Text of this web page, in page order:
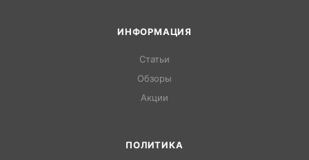
ИНФОРМАЦИЯ
Статьи
Обзоры
Акции
ПОЛИТИКА